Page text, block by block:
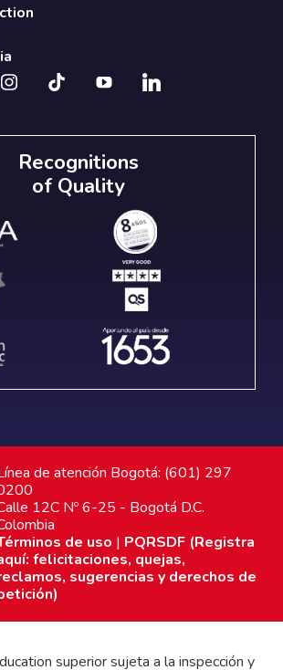
Recognitions
of Quality
de atención Bogotá: (601) 297
12C Nº 6-25 - Bogotá D.C.
de uso | PQRSDF (Registra
felicitaciones, quejas,
sugerencias y derechos de
superior sujeta a la inspección y